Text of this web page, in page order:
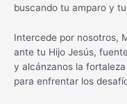
buscando tu amparo y
Intercede por nosotros,
ante tu Hijo Jesús,
y alcánzanos la
para enfrentar los